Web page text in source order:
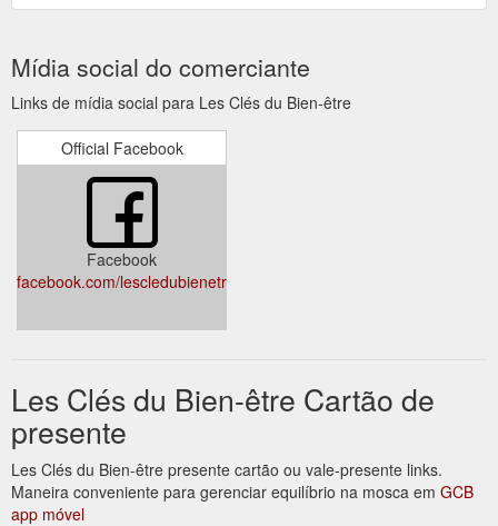
Mídia social do comerciante
Links de mídia social para Les Clés du Bien-être
Official Facebook
Facebook
facebook.com/lescledubienetre/
Les Clés du Bien-être Cartão de
presente
Les Clés du Bien-être presente cartão ou vale-presente links.
Maneira conveniente para gerenciar equilíbrio na mosca em GCB
app móvel